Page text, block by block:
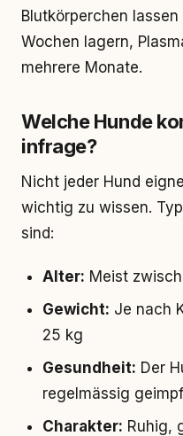
Blutkörperchen
Wochen lagern,
mehrere Monate.
Welche Hunde
infrage?
Nicht jeder Hund
wichtig zu wissen.
sind:
Alter: Meist
Gewicht: Je nach
25 kg
Gesundheit: Der
regelmässig
Charakter: Ruhig,